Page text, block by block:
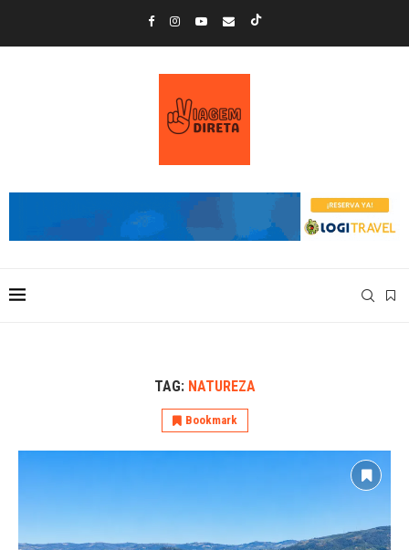
TAG: NATUREZA
Bookmark